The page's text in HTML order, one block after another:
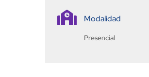
 Modalidad
Presencial